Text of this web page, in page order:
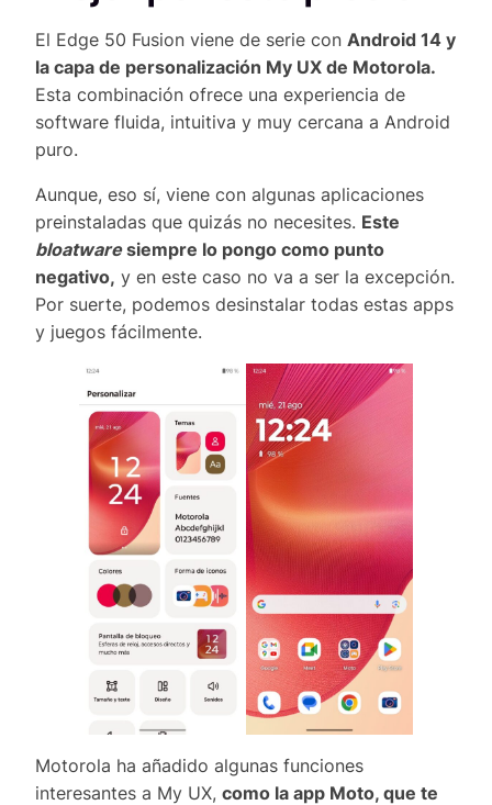
El Edge 50 Fusion viene de serie con Android 14 y
la capa de personalización My UX de Motorola.
Esta combinación ofrece una experiencia de
software fluida, intuitiva y muy cercana a Android
puro.
Aunque, eso sí, viene con algunas aplicaciones
preinstaladas que quizás no necesites. Este
bloatwaresiempre lo pongo como punto
negativo, y en este caso no va a ser la excepción.
Por suerte, podemos desinstalar todas estas apps
y juegos fácilmente.
Motorola ha añadido algunas funciones
interesantes a My UX, como la app Moto, que te